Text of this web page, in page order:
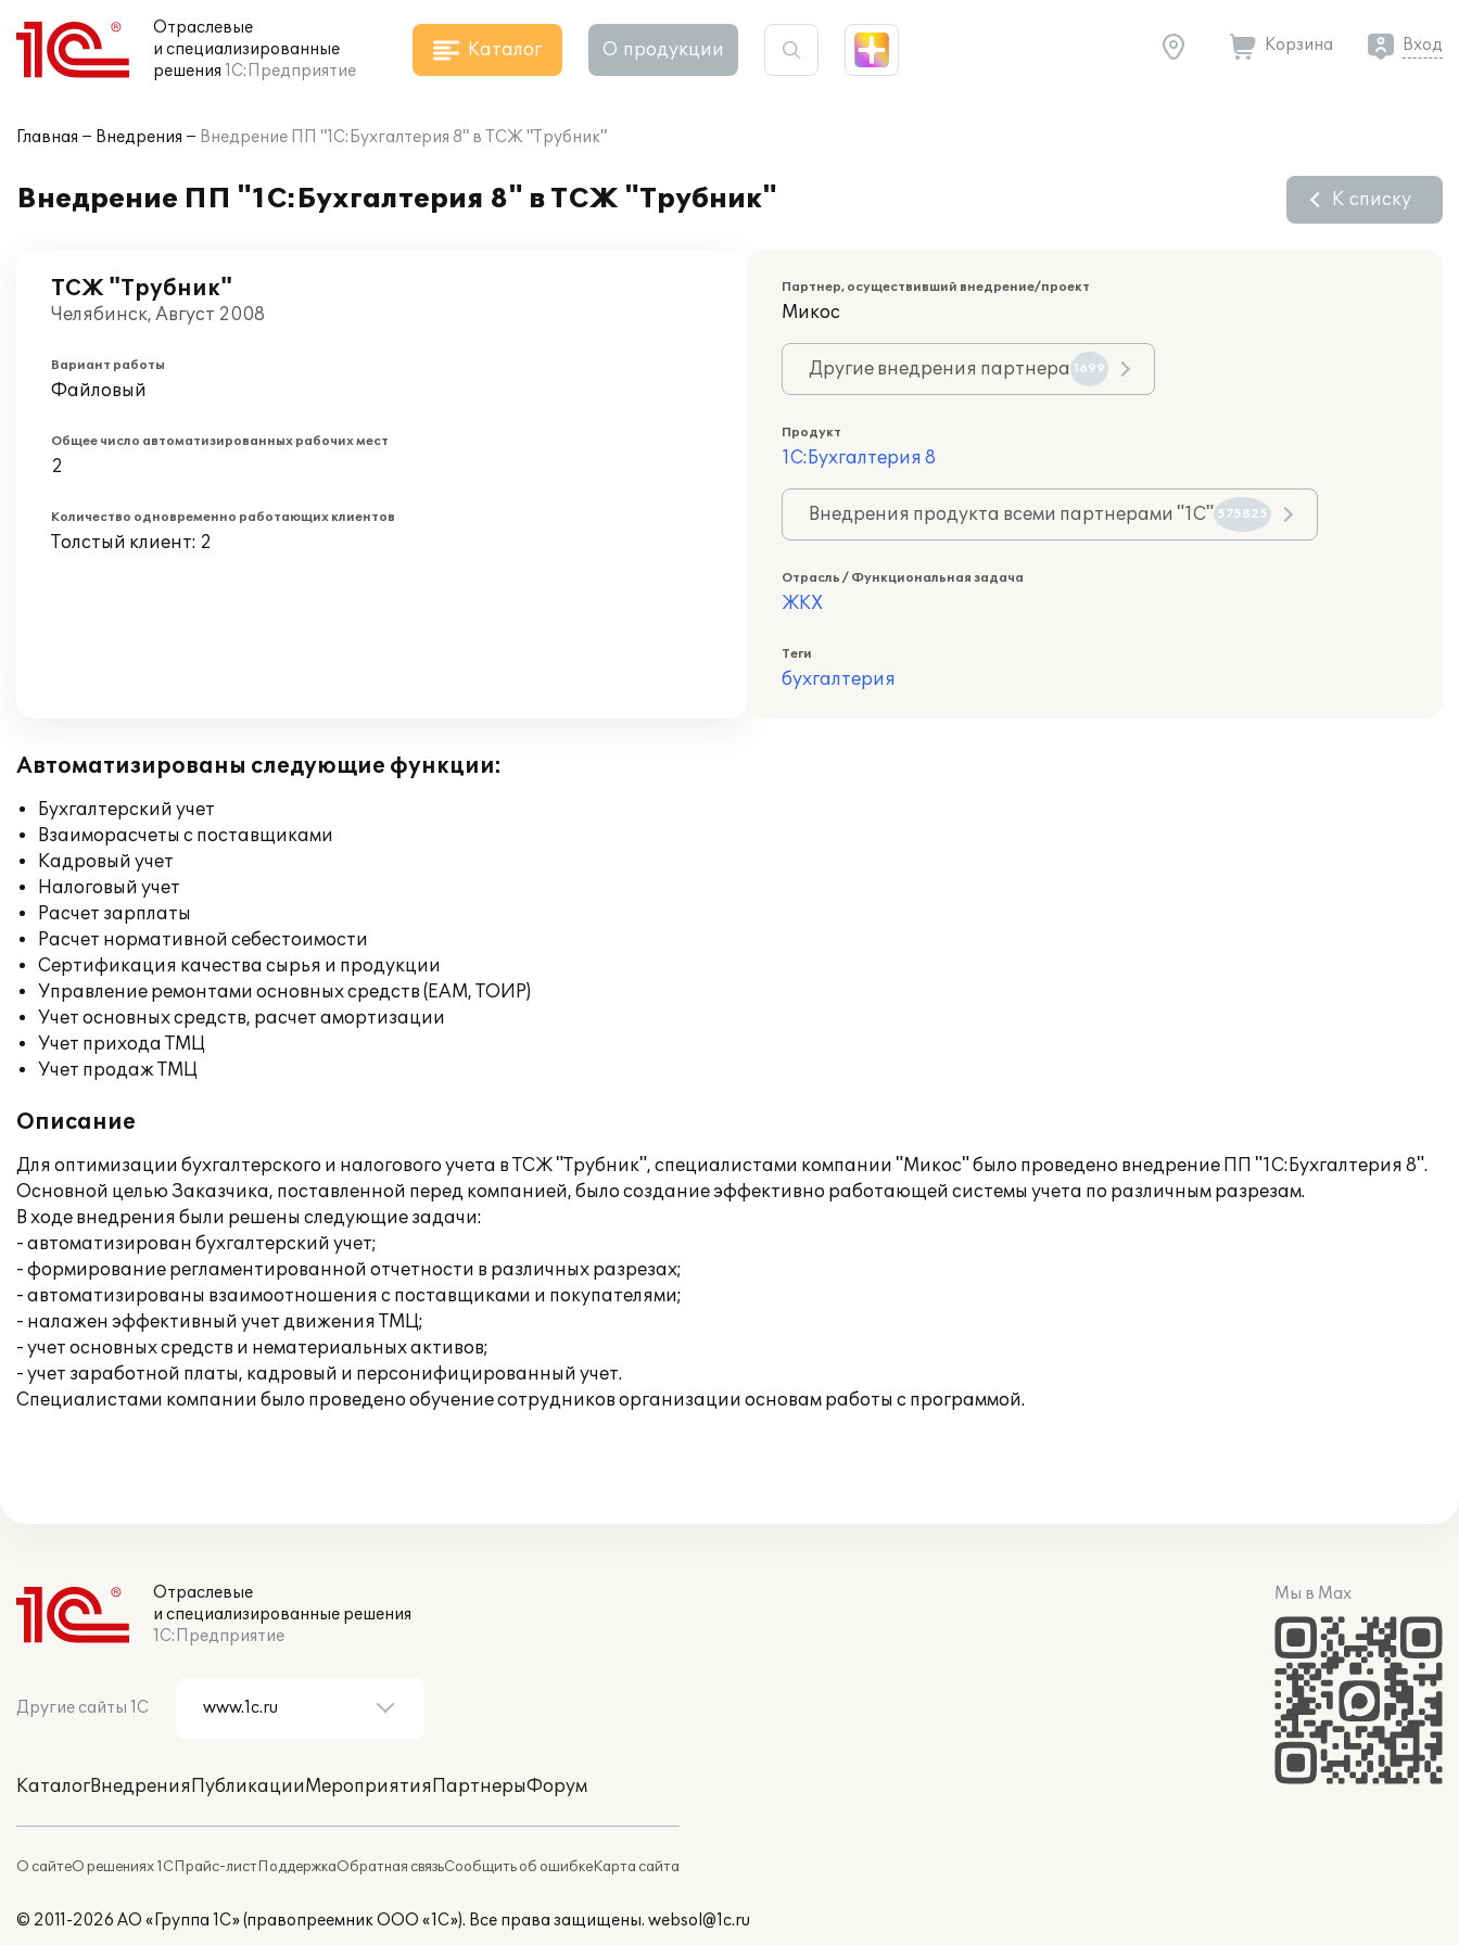
Отраслевые
и специализированные
решения 1С:Предприятие
Каталог О продукции Корзина Вход
Главная Внедрения Внедрение ПП "1С:Бухгалтерия 8" в ТСЖ "Трубник"
Внедрение ПП "1С:Бухгалтерия 8" в ТСЖ "Трубник" К списку
ТСЖ "Трубник"
Челябинск, Август 2008
Вариант работы
Файловый
Общее число автоматизированных рабочих мест
2
Количество одновременно работающих клиентов
Толстый клиент: 2
Партнер, осуществивший внедрение/проект
Микос
Другие внедрения партнера 1699
Продукт
1С:Бухгалтерия 8
Внедрения продукта всеми партнерами "1С" 575825
Отрасль / Функциональная задача
ЖКХ
Теги
бухгалтерия
Автоматизированы следующие функции:
Бухгалтерский учет
Взаиморасчеты с поставщиками
Кадровый учет
Налоговый учет
Расчет зарплаты
Расчет нормативной себестоимости
Сертификация качества сырья и продукции
Управление ремонтами основных средств (EAM, ТОИР)
Учет основных средств, расчет амортизации
Учет прихода ТМЦ
Учет продаж ТМЦ
Описание
Для оптимизации бухгалтерского и налогового учета в ТСЖ "Трубник", специалистами компании "Микос" было проведено внедрение ПП "1С:Бухгалтерия 8".
Основной целью Заказчика, поставленной перед компанией, было создание эффективно работающей системы учета по различным разрезам.
В ходе внедрения были решены следующие задачи:
- автоматизирован бухгалтерский учет;
- формирование регламентированной отчетности в различных разрезах;
- автоматизированы взаимоотношения с поставщиками и покупателями;
- налажен эффективный учет движения ТМЦ;
- учет основных средств и нематериальных активов;
- учет заработной платы, кадровый и персонифицированный учет.
Специалистами компании было проведено обучение сотрудников организации основам работы с программой.
Отраслевые
и специализированные решения
1С:Предприятие
Другие сайты 1С
КаталогВнедренияПубликацииМероприятияПартнерыФорум
О сайтеО решениях 1СПрайс-листПоддержкаОбратная связьСообщить об ошибкеКарта сайта
Мы в Max
© 2011-2026 АО «Группа 1С» (правопреемник ООО «1С»). Все права защищены. websol@1c.ru